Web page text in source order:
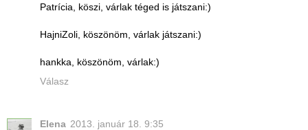
Patrícia, köszi, várlak téged is játszani:)
HajniZoli, köszönöm, várlak játszani:)
hankka, köszönöm, várlak:)
Válasz
Elena 2013. január 18. 9:35